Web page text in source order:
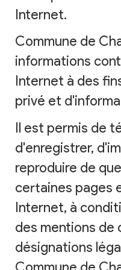
Internet.
Commune de
informations
Internet à des
privé et
Il est permis de
d'enregistrer,
reproduire de
certaines pages
Internet, à
des mentions de
désignations